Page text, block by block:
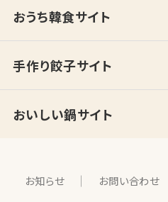
おうち韓食サイト
手作り餃子サイト
おいしい鍋サイト
お知らせ お問い合わせ